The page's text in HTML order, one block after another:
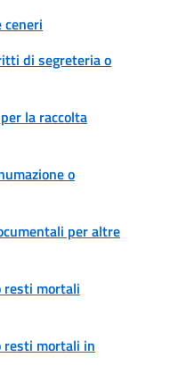
di segreteria o
la raccolta
o
per altre
resti mortali
resti mortali in